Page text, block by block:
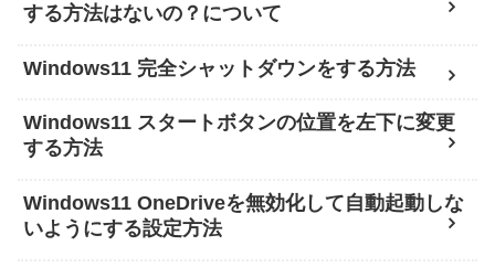
する方法はないの？について
Windows11 完全シャットダウンをする方法
Windows11 スタートボタンの位置を左下に変更
する方法
Windows11 OneDriveを無効化して自動起動しな
いようにする設定方法